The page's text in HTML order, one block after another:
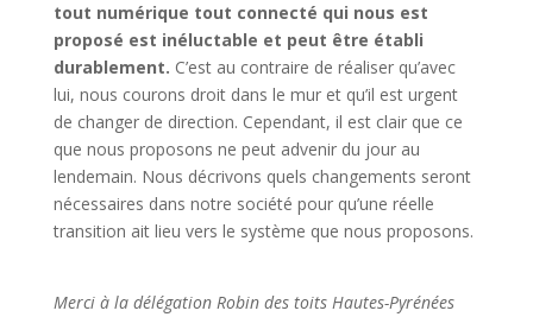
tout numérique tout connecté qui nous est
proposé est inéluctable et peut être établi
durablement. C’est au contraire de réaliser qu’avec
lui, nous courons droit dans le mur et qu’il est urgent
de changer de direction. Cependant, il est clair que ce
que nous proposons ne peut advenir du jour au
lendemain. Nous décrivons quels changements seront
nécessaires dans notre société pour qu’une réelle
transition ait lieu vers le système que nous proposons.
Merci à la délégation Robin des toits Hautes-Pyrénées